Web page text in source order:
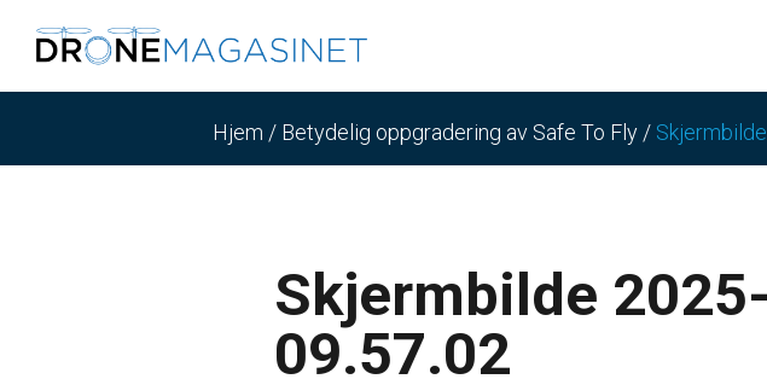
Hjem / Betydelig oppgradering av Safe To Fly /
Skjermbilde
09.57.02